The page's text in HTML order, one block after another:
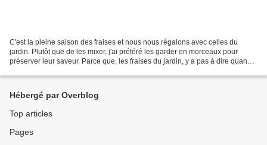
C'est la pleine saison des fraises et nous nous régalons avec celles du
jardin. Plutôt que de les mixer, j'ai préféré les garder en morceaux pour
préserver leur saveur. Parce que, les fraises du jardin, y a pas à dire quand
Hébergé par Overblog
Top articles
Pages